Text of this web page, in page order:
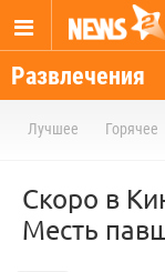
Развлечения
Лучшее Горячее
Скоро в
Месть